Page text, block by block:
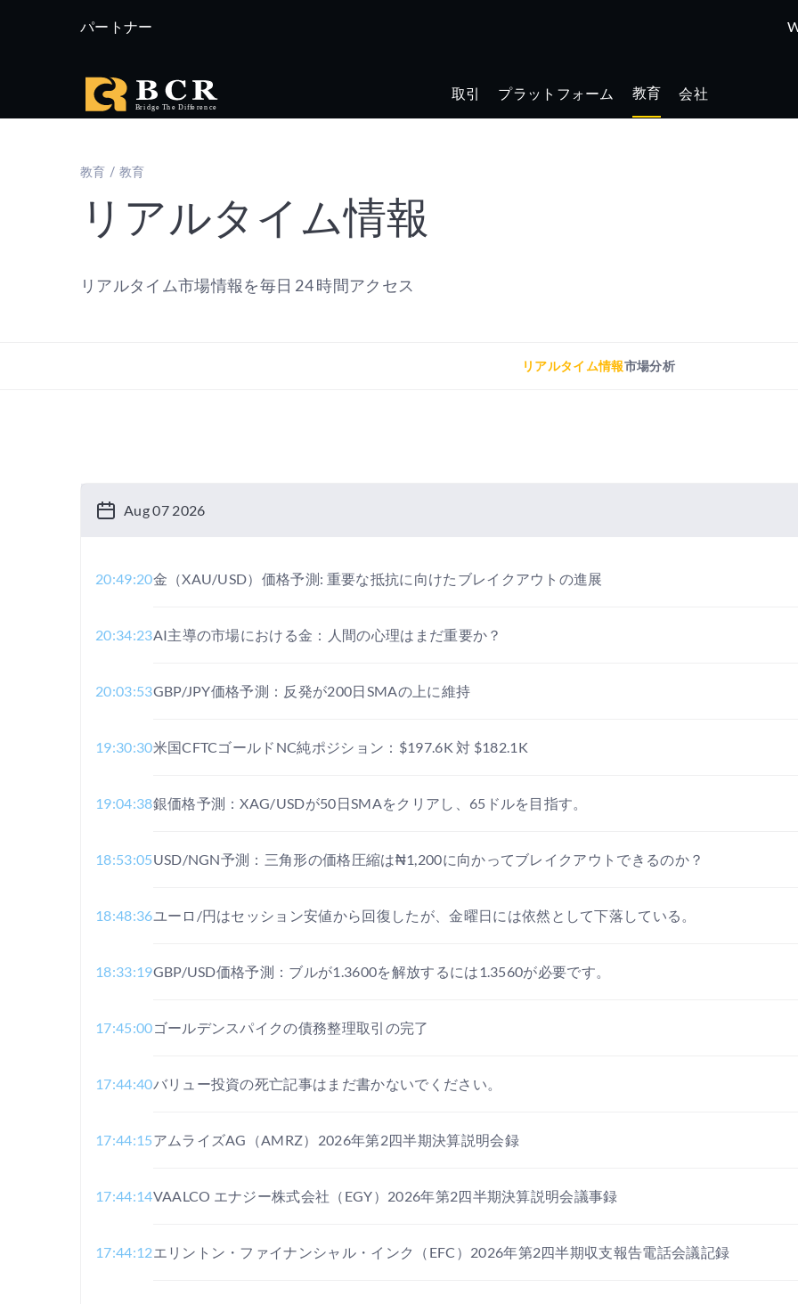
パートナー
取引 プラットフォーム 教育 会社
教育 / 教育
リアルタイム情報
リアルタイム市場情報を毎日 24 時間アクセス
リアルタイム情報市場分析
Aug 07 2026
20:49:20金（XAU/USD）価格予測: 重要な抵抗に向けたブレイクアウトの進展
20:34:23AI主導の市場における金：人間の心理はまだ重要か？
20:03:53GBP/JPY価格予測：反発が200日SMAの上に維持
19:30:30米国CFTCゴールドNC純ポジション：$197.6K 対 $182.1K
19:04:38銀価格予測：XAG/USDが50日SMAをクリアし、65ドルを目指す。
18:53:05USD/NGN予測：三角形の価格圧縮は₦1,200に向かってブレイクアウトできるのか？
18:48:36ユーロ/円はセッション安値から回復したが、金曜日には依然として下落している。
18:33:19GBP/USD価格予測：ブルが1.3600を解放するには1.3560が必要です。
17:45:00ゴールデンスパイクの債務整理取引の完了
17:44:40バリュー投資の死亡記事はまだ書かないでください。
17:44:15アムライズAG（AMRZ）2026年第2四半期決算説明会録
17:44:14VAALCO エナジー株式会社（EGY）2026年第2四半期決算説明会議事録
17:44:12エリントン・ファイナンシャル・インク（EFC）2026年第2四半期収支報告電話会議記録